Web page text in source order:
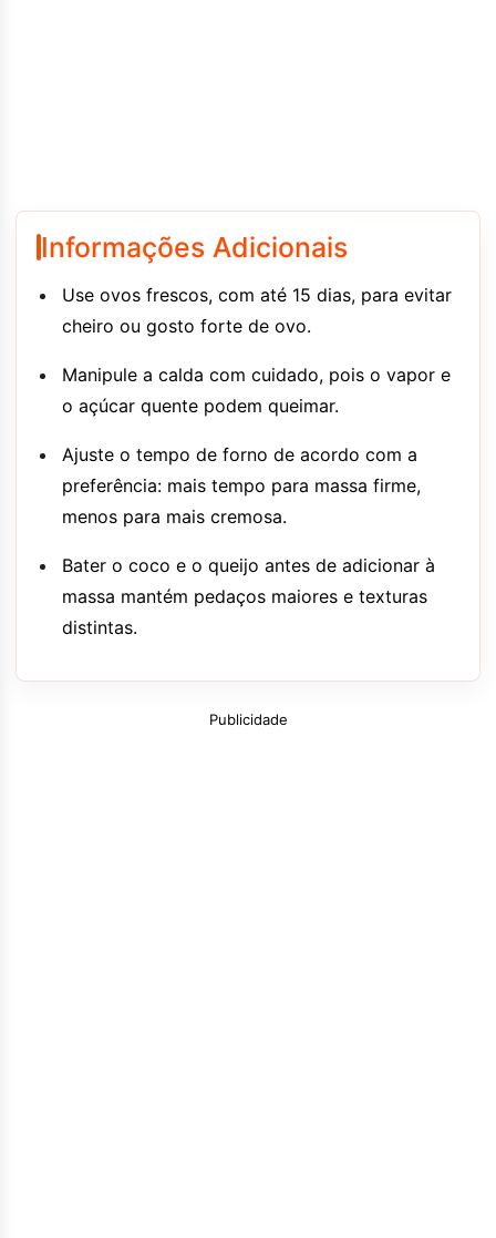
Informações Adicionais
Use ovos frescos, com até 15 dias, para evitar
cheiro ou gosto forte de ovo.
Manipule a calda com cuidado, pois o vapor e
o açúcar quente podem queimar.
Ajuste o tempo de forno de acordo com a
preferência: mais tempo para massa firme,
menos para mais cremosa.
Bater o coco e o queijo antes de adicionar à
massa mantém pedaços maiores e texturas
distintas.
Publicidade